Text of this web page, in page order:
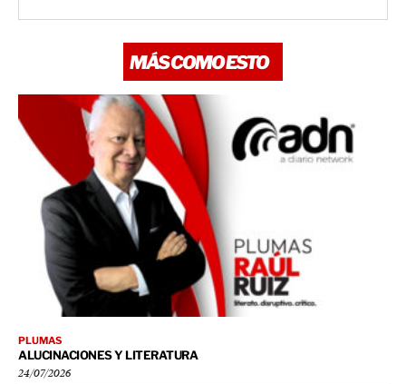
MÁS COMO ESTO
PLUMAS
ALUCINACIONES Y LITERATURA
24/07/2026